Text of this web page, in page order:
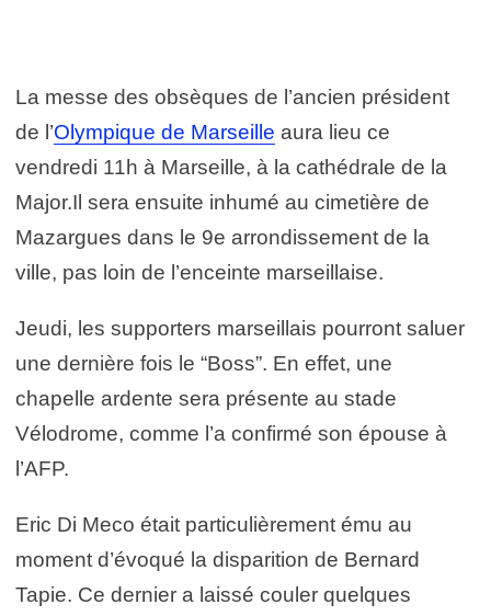
La messe des obsèques de l’ancien président
de l’Olympique de Marseille aura lieu ce
vendredi 11h à Marseille, à la cathédrale de la
Major.Il sera ensuite inhumé au cimetière de
Mazargues dans le 9e arrondissement de la
ville, pas loin de l’enceinte marseillaise.
Jeudi, les supporters marseillais pourront saluer
une dernière fois le “Boss”. En effet, une
chapelle ardente sera présente au stade
Vélodrome, comme l’a confirmé son épouse à
l’AFP.
Eric Di Meco était particulièrement ému au
moment d’évoqué la disparition de Bernard
Tapie. Ce dernier a laissé couler quelques